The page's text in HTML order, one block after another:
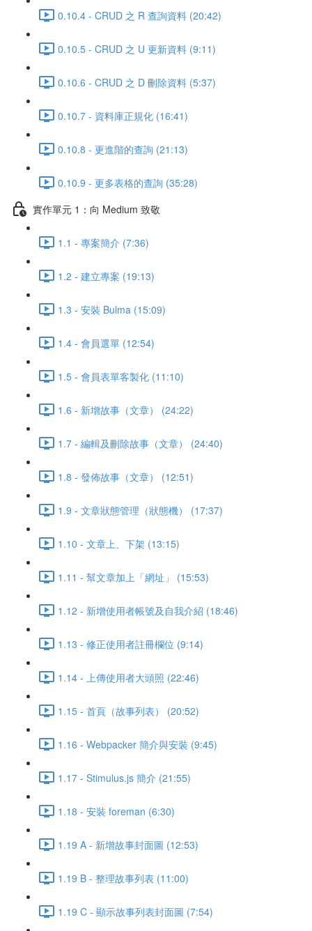
0.10.4 - CRUD 之 R 查詢資料 (20:42)
0.10.5 - CRUD 之 U 更新資料 (9:11)
0.10.6 - CRUD 之 D 刪除資料 (5:37)
0.10.7 - 資料庫正規化 (16:41)
0.10.8 - 更進階的查詢 (21:13)
0.10.9 - 更多表格的查詢 (35:28)
實作單元 1：向 Medium 致敬
1.1 - 專案簡介 (7:36)
1.2 - 建立專案 (19:13)
1.3 - 安裝 Bulma (15:09)
1.4 - 會員選單 (12:54)
1.5 - 會員表單客製化 (11:10)
1.6 - 新增故事（文章） (24:22)
1.7 - 編輯及刪除故事（文章） (24:40)
1.8 - 發佈故事（文章） (12:51)
1.9 - 文章狀態管理（狀態機） (17:37)
1.10 - 文章上、下架 (13:15)
1.11 - 幫文章加上「網址」 (15:53)
1.12 - 新增使用者帳號及自我介紹 (18:46)
1.13 - 修正使用者註冊欄位 (9:14)
1.14 - 上傳使用者大頭照 (22:46)
1.15 - 首頁（故事列表） (20:52)
1.16 - Webpacker 簡介與安裝 (9:45)
1.17 - Stimulus.js 簡介 (21:55)
1.18 - 安裝 foreman (6:30)
1.19 A - 新增故事封面圖 (12:53)
1.19 B - 整理故事列表 (11:00)
1.19 C - 顯示故事列表封面圖 (7:54)